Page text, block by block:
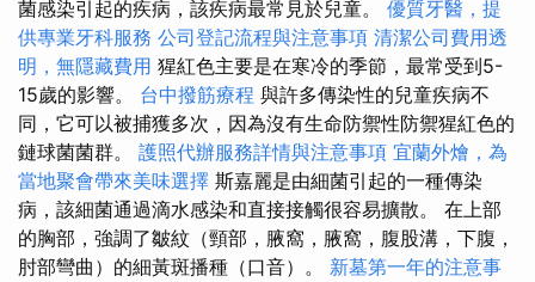
菌感染引起的疾病，該疾病最常見於兒童。 優質牙醫，提
供專業牙科服務 公司登記流程與注意事項 清潔公司費用透
明，無隱藏費用 猩紅色主要是在寒冷的季節，最常受到5-
15歲的影響。 台中撥筋療程 與許多傳染性的兒童疾病不
同，它可以被捕獲多次，因為沒有生命防禦性防禦猩紅色的
鏈球菌菌群。 護照代辦服務詳情與注意事項 宜蘭外燴，為
當地聚會帶來美味選擇 斯嘉麗是由細菌引起的一種傳染
病，該細菌通過滴水感染和直接接觸很容易擴散。 在上部
的胸部，強調了皺紋（頸部，腋窩，腋窩，腹股溝，下腹，
肘部彎曲）的細黃斑播種（口音）。 新墓第一年的注意事